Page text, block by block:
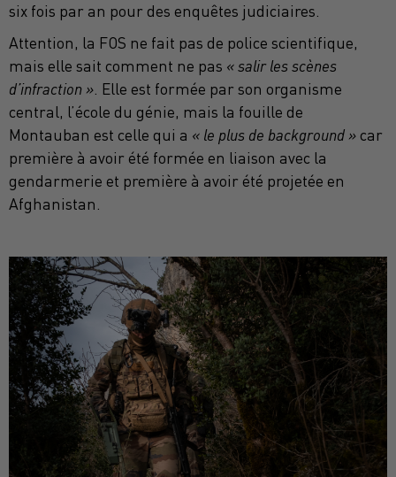
six fois par an pour des enquêtes judiciaires.
Attention, la FOS ne fait pas de police scientifique,
mais elle sait comment ne pas « salir les scènes
d’infraction » . Elle est formée par son organisme
central, l’école du génie, mais la fouille de
Montauban est celle qui a « le plus de background » car
première à avoir été formée en liaison avec la
gendarmerie et première à avoir été projetée en
Afghanistan.